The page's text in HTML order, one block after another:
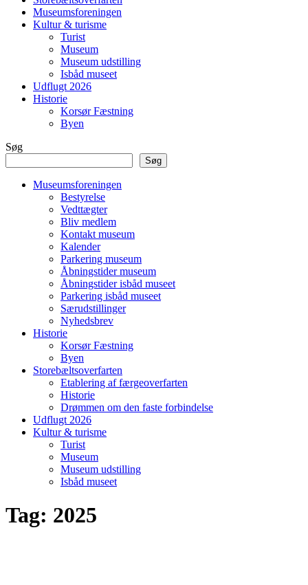
Museumsforeningen
Kultur & turisme
Turist
Museum
Museum udstilling
Isbåd museet
Udflugt 2026
Historie
Korsør Fæstning
Byen
Søg
Søg
Museumsforeningen
Bestyrelse
Vedttægter
Bliv medlem
Kontakt museum
Kalender
Parkering museum
Åbningstider museum
Åbningstider isbåd museet
Parkering isbåd museet
Særudstillinger
Nyhedsbrev
Historie
Korsør Fæstning
Byen
Storebæltsoverfarten
Etablering af færgeoverfarten
Historie
Drømmen om den faste forbindelse
Udflugt 2026
Kultur & turisme
Turist
Museum
Museum udstilling
Isbåd museet
Tag: 2025